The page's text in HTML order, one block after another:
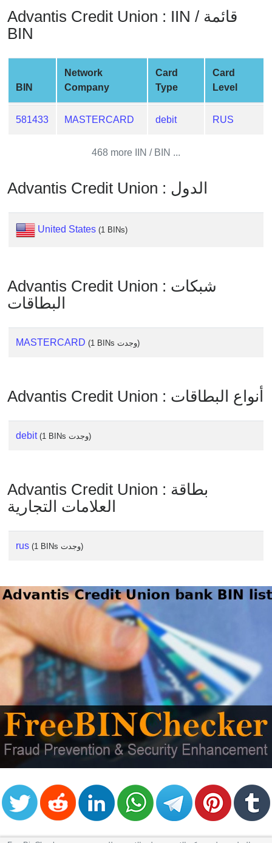
Credit
Card
from
Card
Checker
Service
My
IP
Address
IP
IP
BIN
Checker
Validator
Advantis Credit Union : IIN / قائمة
BIN
BIN
Network
Company
Card
Type
Card
Level
581433 MASTERCARD debit RUS
468 more IIN / BIN ...
Advantis Credit Union : الدول
United States (1 BINs)
Advantis Credit Union : شبكات
البطاقات
MASTERCARD (1 BINs وجدت)
Advantis Credit Union : أنواع البطاقات
debit (1 BINs وجدت)
Advantis Credit Union : بطاقة
العلامات التجارية
rus (1 BINs وجدت)